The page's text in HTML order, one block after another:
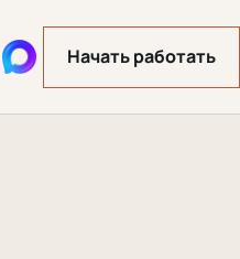
Начать работать